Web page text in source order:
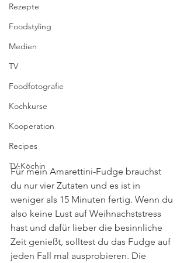
Rezepte
Foodstyling
Medien
TV
Foodfotografie
Kochkurse
Kooperation
Recipes
TV-Köchin
Für mein Amarettini-Fudge brauchst
du nur vier Zutaten und es ist in
weniger als 15 Minuten fertig. Wenn du
also keine Lust auf Weihnachststress
hast und dafür lieber die besinnliche
Zeit genießt, solltest du das Fudge auf
jeden Fall mal ausprobieren. Die